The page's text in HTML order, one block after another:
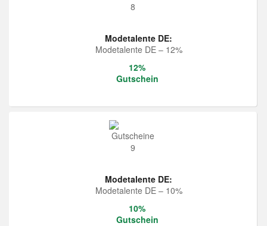
Modetalente DE:
Modetalente DE – 12%
12%
Gutschein
Modetalente DE:
Modetalente DE – 10%
10%
Gutschein